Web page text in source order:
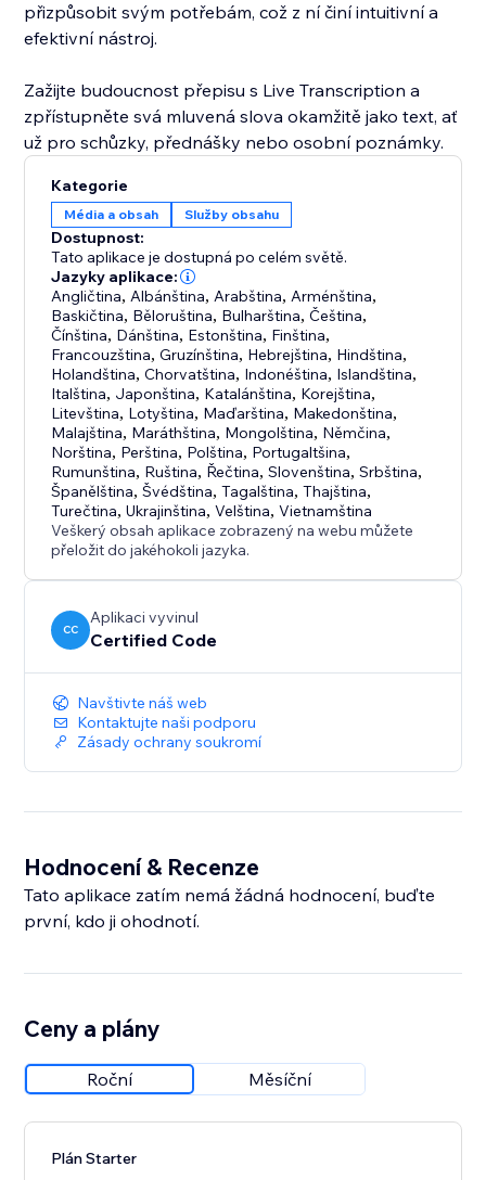
přizpůsobit svým potřebám, což z ní činí intuitivní a
efektivní nástroj.
Zažijte budoucnost přepisu s Live Transcription a
zpřístupněte svá mluvená slova okamžitě jako text, ať
už pro schůzky, přednášky nebo osobní poznámky.
Kategorie
Média a obsah Služby obsahu
Dostupnost:
Tato aplikace je dostupná po celém světě.
Jazyky aplikace:
Angličtina, Albánština, Arabština, Arménština,
Baskičtina, Běloruština, Bulharština,Čeština,
Čínština, Dánština, Estonština, Finština,
Francouzština,Gruzínština, Hebrejština, Hindština,
Holandština,Chorvatština, Indonéština, Islandština,
Italština, Japonština, Katalánština, Korejština,
Litevština, Lotyština, Maďarština, Makedonština,
Malajština, Maráthština, Mongolština, Němčina,
Norština, Perština, Polština, Portugaltšina,
Rumunština, Ruština, Řečtina,Slovenština,Srbština,
Španělština,Švédština,Tagalština,Thajština,
Turečtina,Ukrajinština,Velština,Vietnamština
Veškerý obsah aplikace zobrazený na webu můžete
přeložit do jakéhokoli jazyka.
CC
Aplikaci vyvinul
Certified Code
Navštivte náš web
Kontaktujte naši podporu
Zásady ochrany soukromí
Hodnocení & Recenze
Tato aplikace zatím nemá žádná hodnocení, buďte
první, kdo ji ohodnotí.
Ceny a plány
Roční Měsíční
Plán Starter